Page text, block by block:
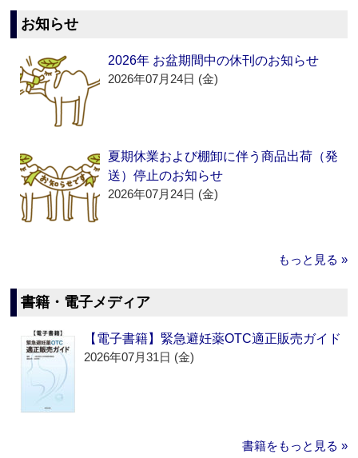
お知らせ
2026年 お盆期間中の休刊のお知らせ
2026年07月24日 (金)
夏期休業および棚卸に伴う商品出荷（発
送）停止のお知らせ
2026年07月24日 (金)
もっと見る »
書籍・電子メディア
【電子書籍】緊急避妊薬OTC適正販売ガイド
2026年07月31日 (金)
書籍をもっと見る »